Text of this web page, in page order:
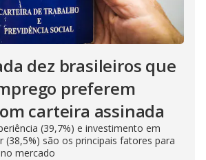
dez brasileiros que
preferem
carteira assinada
(39,7%) e investimento em
(38,5%) são os principais fatores para
mercado